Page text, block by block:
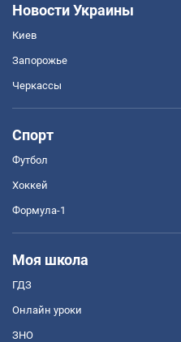
Новости Украины
Киев
Запорожье
Черкассы
Спорт
Футбол
Хоккей
Формула-1
Моя школа
ГДЗ
Онлайн уроки
ЗНО